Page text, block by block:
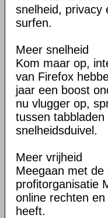
snelheid, privacy
surfen.
Meer snelheid
Kom maar op,
van Firefox
jaar een boost
nu vlugger op,
tussen
snelheidsduivel.
Meer vrijheid
Meegaan met
profitorganisatie
online rechten
heeft.